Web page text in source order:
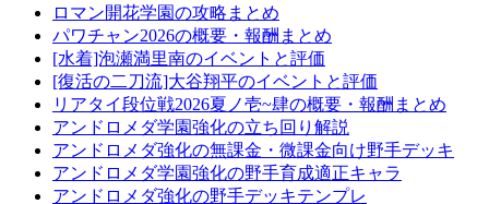
ロマン開花学園の攻略まとめ
パワチャン2026の概要・報酬まとめ
[水着]泡瀬満里南のイベントと評価
[復活の二刀流]大谷翔平のイベントと評価
リアタイ段位戦2026夏ノ壱~肆の概要・報酬まとめ
アンドロメダ学園強化の立ち回り解説
アンドロメダ強化の無課金・微課金向け野手デッキ
アンドロメダ学園強化の野手育成適正キャラ
アンドロメダ強化の野手デッキテンプレ